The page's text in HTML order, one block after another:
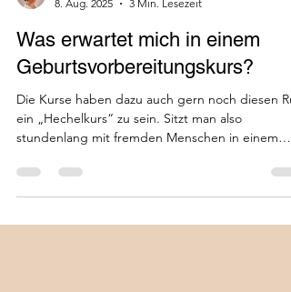
8. Aug. 2025
3 Min. Lesezeit
Was erwartet mich in einem
Geburtsvorbereitungskurs?
Die Kurse haben dazu auch gern noch diesen Ruf
stundenlang mit fremden Menschen in einem
Raum, atme